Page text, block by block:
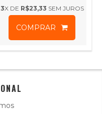
3X DE R$23,33 SEM JUROS
COMPRAR